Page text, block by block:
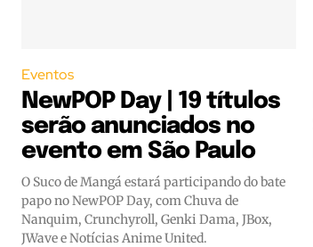
Eventos
NewPOP Day | 19 títulos
serão anunciados no
evento em São Paulo
O Suco de Mangá estará participando do bate
papo no NewPOP Day, com Chuva de
Nanquim, Crunchyroll, Genki Dama, JBox,
JWave e Notícias Anime United.